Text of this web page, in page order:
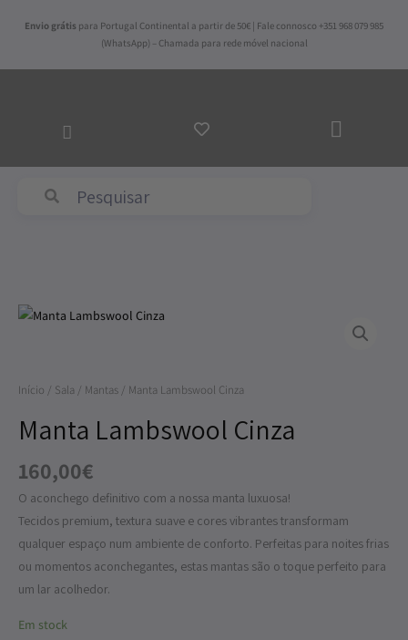
Envio grátis para Portugal Continental a partir de 50€ | Fale connosco +351 968 079 985
(WhatsApp) – Chamada para rede móvel nacional
AO
Início / Sala / Mantas / Manta Lambswool Cinza
Manta Lambswool Cinza
160,00€
O aconchego definitivo com a nossa manta luxuosa!
Tecidos premium, textura suave e cores vibrantes transformam
qualquer espaço num ambiente de conforto. Perfeitas para noites frias
ou momentos aconchegantes, estas mantas são o toque perfeito para
um lar acolhedor.
Em stock
Quantidade
Lambswool